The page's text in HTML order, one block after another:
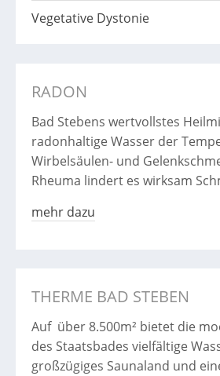
Vegetative Dystonie
RADON
Bad Stebens wertvollstes
radonhaltige Wasser der
Wirbelsäulen- und
Rheuma lindert es wirksam
mehr dazu
THERME BAD STEBEN
Auf über 8.500m² bietet die
des Staatsbades vielfältige
großzügiges Saunaland und